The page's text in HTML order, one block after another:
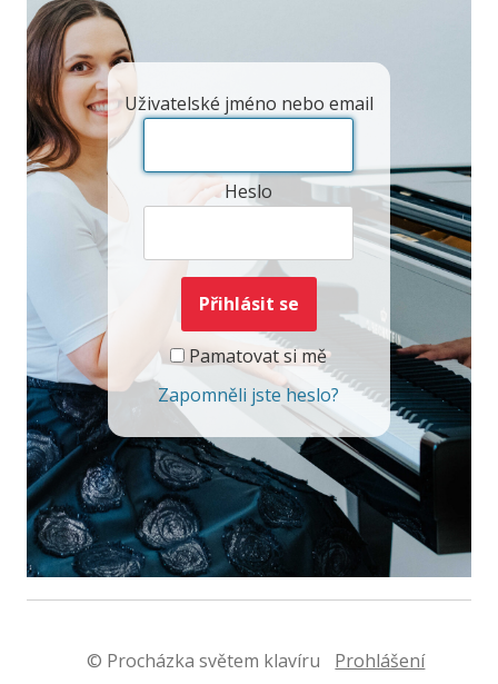
Uživatelské jméno nebo email
Heslo
Pamatovat si mě
Zapomněli jste heslo?
© Procházka světem klavíru Prohlášení